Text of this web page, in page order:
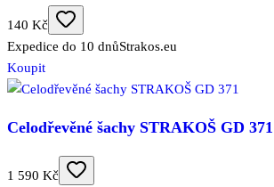
140 Kč
Expedice do 10 dnůStrakos.eu
Koupit
Celodřevěné šachy STRAKOŠ GD 371
1 590 Kč